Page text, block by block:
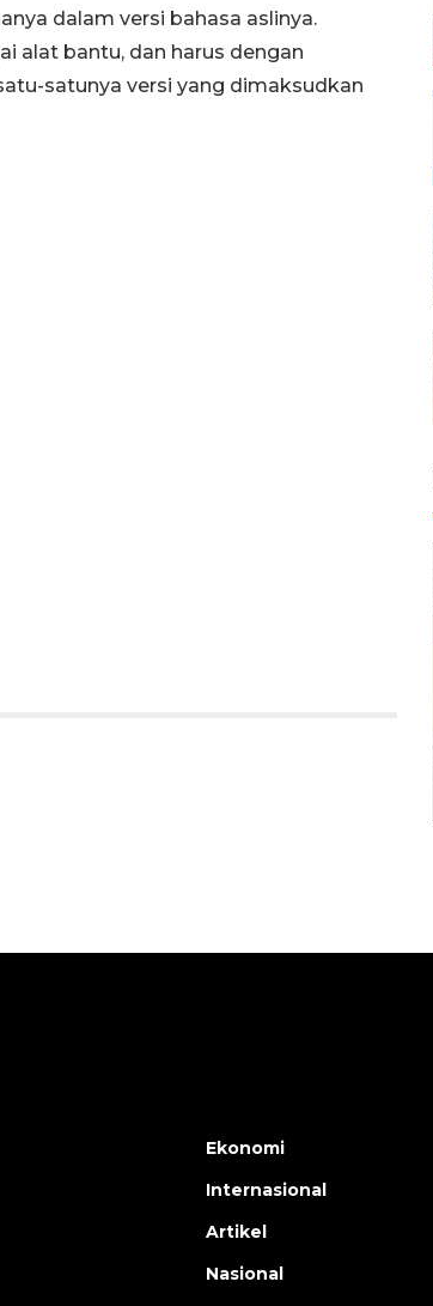
dalam versi bahasa aslinya.
alat bantu, dan harus dengan
satunya versi yang dimaksudkan
Ekonomi
Internasional
Artikel
Nasional